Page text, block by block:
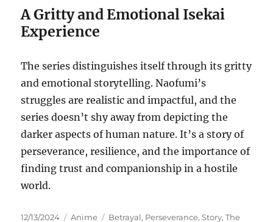
A Gritty and Emotional Isekai
Experience
The series distinguishes itself through its gritty
and emotional storytelling. Naofumi’s
struggles are realistic and impactful, and the
series doesn’t shy away from depicting the
darker aspects of human nature. It’s a story of
perseverance, resilience, and the importance of
finding trust and companionship in a hostile
world.
Posted
12/13/2024 Categories
Anime Tags
Betrayal, Perseverance,Story,The